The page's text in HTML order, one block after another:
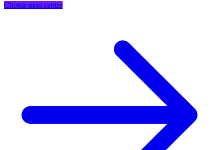
Choisir mon centre